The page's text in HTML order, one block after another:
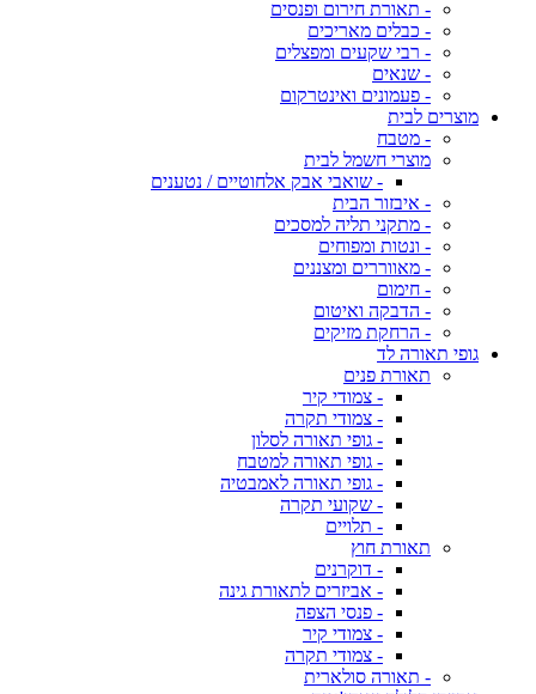
- תאורת חירום ופנסים
- כבלים מאריכים
- רבי שקעים ומפצלים
- שנאים
- פעמונים ואינטרקום
מוצרים לבית
- מטבח
מוצרי חשמל לבית
- שואבי אבק אלחוטיים / נטענים
- איבזור הבית
- מתקני תליה למסכים
- ונטות ומפוחים
- מאווררים ומצננים
- חימום
- הדבקה ואיטום
- הרחקת מזיקים
גופי תאורה לד
תאורת פנים
- צמודי קיר
- צמודי תקרה
- גופי תאורה לסלון
- גופי תאורה למטבח
- גופי תאורה לאמבטיה
- שקועי תקרה
- תלויים
תאורת חוץ
- דוקרנים
- אביזרים לתאורת גינה
- פנסי הצפה
- צמודי קיר
- צמודי תקרה
- תאורה סולארית